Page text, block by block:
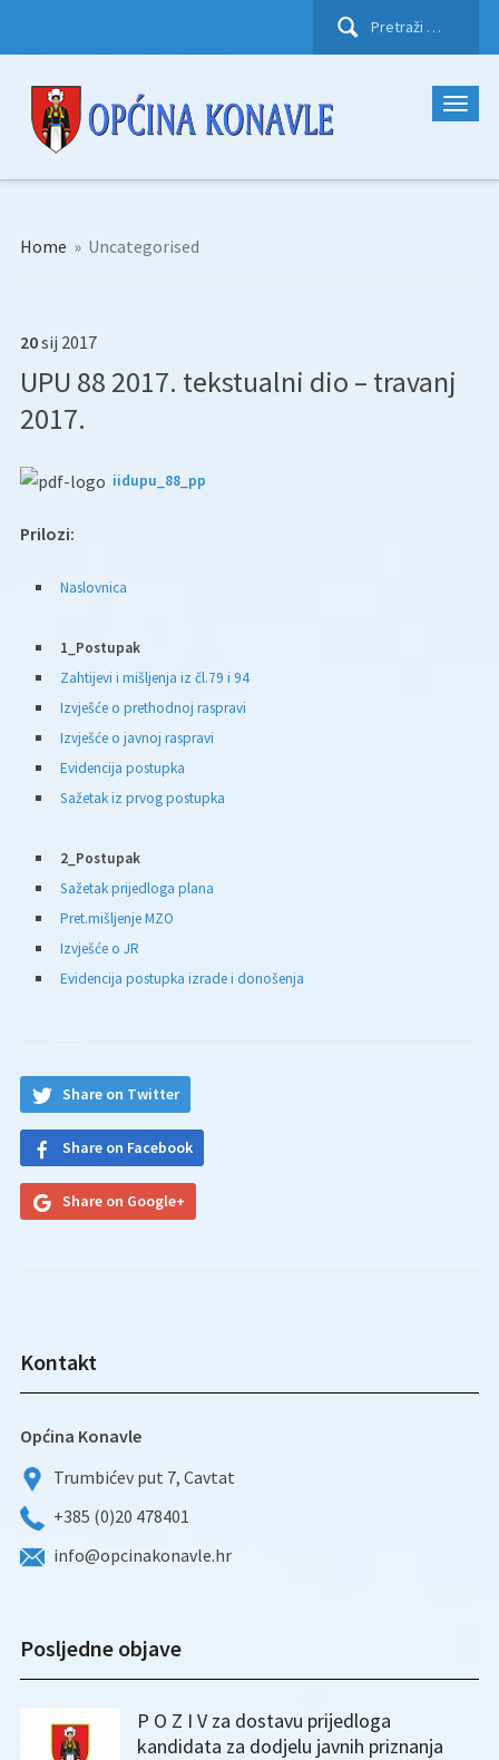
Pretraži:
Home » Uncategorised
20sij 2017
UPU 88 2017. tekstualni dio – travanj
2017.
iidupu_88_pp
Prilozi:
Naslovnica
1_Postupak
Zahtijevi i mišljenja iz čl.79 i 94
Izvješće o prethodnoj raspravi
Izvješće o javnoj raspravi
Evidencija postupka
Sažetak iz prvog postupka
2_Postupak
Sažetak prijedloga plana
Pret.mišljenje MZO
Izvješće o JR
Evidencija postupka izrade i donošenja
Share on Twitter
Share on Facebook
Share on Google+
Kontakt
Općina Konavle
Trumbićev put 7, Cavtat
+385 (0)20 478401
info@opcinakonavle.hr
Posljedne objave
P O Z I V za dostavu prijedloga
kandidata za dodjelu javnih priznanja